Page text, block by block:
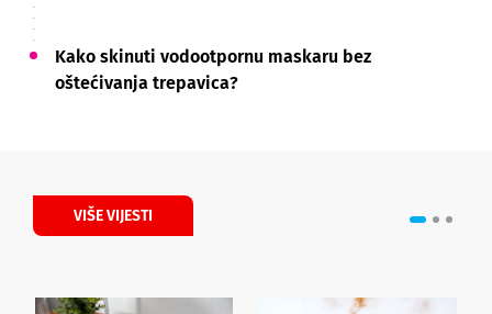
Kako skinuti vodootpornu maskaru bez
oštećivanja trepavica?
VIŠE VIJESTI